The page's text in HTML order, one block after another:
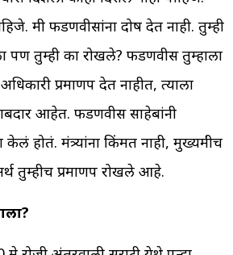
मी फडणवीसांना दोष देत नाही. तुम्ही
पण तुम्ही का रोखले? फडणवीस तुम्हाला
प्रमाणपत्र देत नाहीत, त्याला
आहेत. फडणवीस साहेबांनी
होतं. मंत्र्यांना किंमत नाही, मुख्यमंत्रीच
तुम्हीच प्रमाणपत्र रोखले आहे.